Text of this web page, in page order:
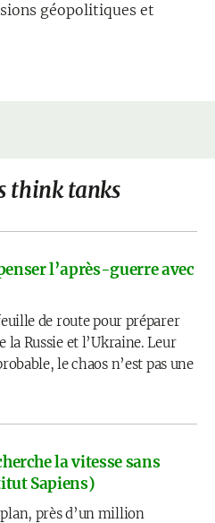
géopolitiques et
think tanks
l’après-guerre avec
de route pour préparer
Russie et l’Ukraine. Leur
le chaos n’est pas une
la vitesse sans
Sapiens)
près d’un million